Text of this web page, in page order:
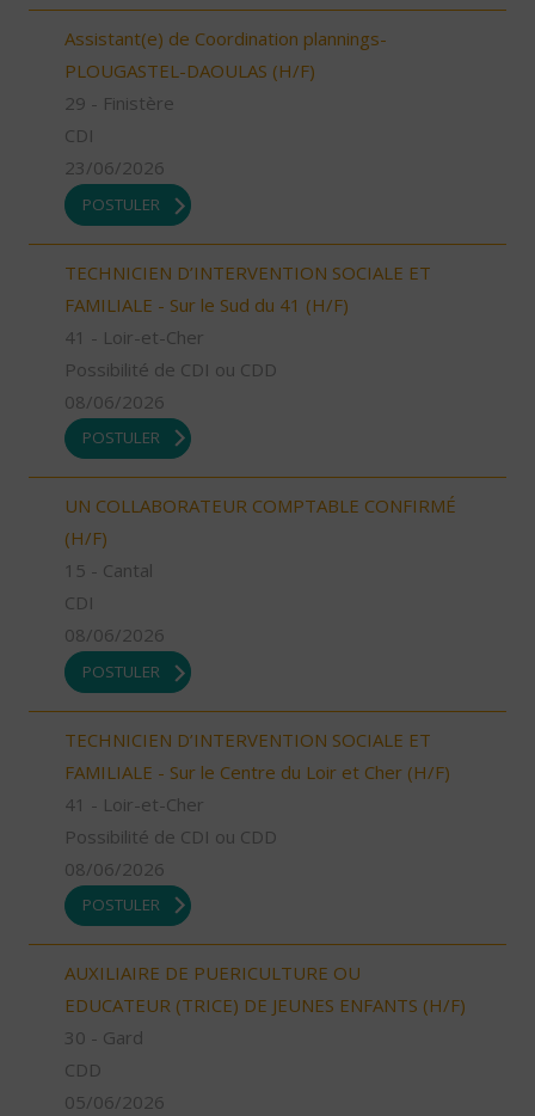
Assistant(e) de Coordination plannings-
PLOUGASTEL-DAOULAS (H/F)
29 - Finistère
CDI
23/06/2026
POSTULER
TECHNICIEN D’INTERVENTION SOCIALE ET
FAMILIALE - Sur le Sud du 41 (H/F)
41 - Loir-et-Cher
Possibilité de CDI ou CDD
08/06/2026
POSTULER
UN COLLABORATEUR COMPTABLE CONFIRMÉ
(H/F)
15 - Cantal
CDI
08/06/2026
POSTULER
TECHNICIEN D’INTERVENTION SOCIALE ET
FAMILIALE - Sur le Centre du Loir et Cher (H/F)
41 - Loir-et-Cher
Possibilité de CDI ou CDD
08/06/2026
POSTULER
AUXILIAIRE DE PUERICULTURE OU
EDUCATEUR (TRICE) DE JEUNES ENFANTS (H/F)
30 - Gard
CDD
05/06/2026